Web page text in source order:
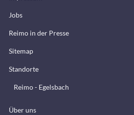
Jobs
Reimo in der Presse
Sitemap
Standorte
Reimo - Egelsbach
Über uns